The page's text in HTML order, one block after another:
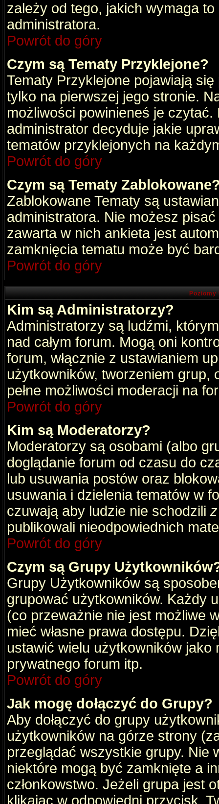
zależy od tego, jakich wymaga
administratora.
Powrót do góry
Czym są Tematy Przyklejone?
Tematy Przyklejone pojawiają
tylko na pierwszej jego stronie.
możliwości powinieneś je czytać.
administrator decyduje jakie
tematów przyklejonych na
Powrót do góry
Czym są Tematy
Zablokowane Tematy są
administratora. Nie możesz
zawarta w nich ankieta jest
zamknięcia tematu może być
Powrót do góry
Kim są Administratorzy?
Administratorzy są ludźmi,
nad całym forum. Mogą oni
forum, włącznie z ustawianiem
użytkowników, tworzeniem grup,
pełne możliwości moderacji na
Powrót do góry
Kim są Moderatorzy?
Moderatorzy są osobami (albo
doglądanie forum od czasu do
lub usuwania postów oraz
usuwania i dzielenia tematów w
czuwają aby ludzie nie schodzili
publikowali nieodpowiednich
Powrót do góry
Czym są Grupy
Grupy Użytkowników są
grupować użytkowników. Każdy
(co przeważnie nie jest możliwe
mieć własne prawa dostępu.
ustawić wielu użytkowników
prywatnego forum itp.
Powrót do góry
Jak mogę dołączyć do Grupy?
Aby dołączyć do grupy
użytkowników na górze strony
przeglądać wszystkie grupy. Nie
niektóre mogą być zamknięte a
członkowstwo. Jeżeli grupa jest
klikając w odpowiedni przycisk.